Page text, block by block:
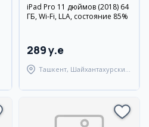
iPad Pro 11 дюймов (2018) 64
ГБ, Wi-Fi, LLA, состояние 85%
289 y.e
Ташкент, Шайхантахурский